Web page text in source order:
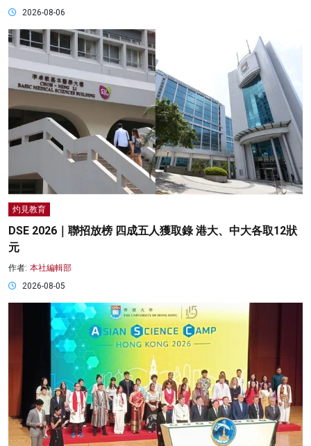
2026-08-06
灼見教育
DSE 2026｜聯招放榜 四成五人獲取錄 港大、中大各取12狀
元
作者: 本社編輯部
2026-08-05